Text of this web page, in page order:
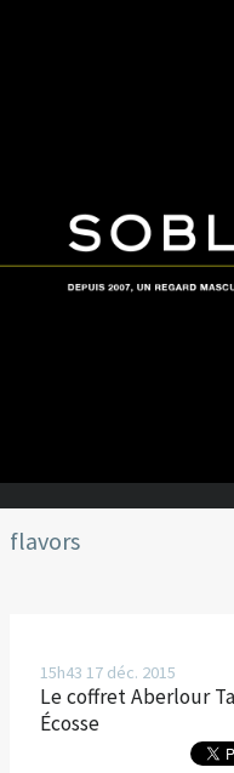
flavors
15h43 17 déc. 2015
Le coffret Aberlour
Écosse